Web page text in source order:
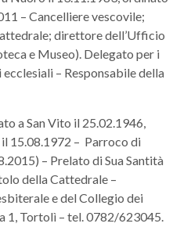
– Cancelliere vescovile;
direttore dell’Ufficio
e Museo). Delegato per i
– Responsabile della
a San Vito il 25.02.1946,
15.08.1972 – Parroco di
– Prelato di Sua Santità
della Cattedrale –
e del Collegio dei
1, Tortolì – tel. 0782/623045.